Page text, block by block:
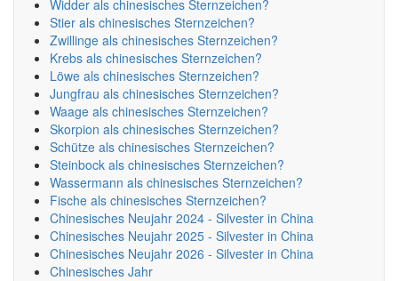
Widder als chinesisches Sternzeichen?
Stier als chinesisches Sternzeichen?
Zwillinge als chinesisches Sternzeichen?
Krebs als chinesisches Sternzeichen?
Löwe als chinesisches Sternzeichen?
Jungfrau als chinesisches Sternzeichen?
Waage als chinesisches Sternzeichen?
Skorpion als chinesisches Sternzeichen?
Schütze als chinesisches Sternzeichen?
Steinbock als chinesisches Sternzeichen?
Wassermann als chinesisches Sternzeichen?
Fische als chinesisches Sternzeichen?
Chinesisches Neujahr 2024 - Silvester in China
Chinesisches Neujahr 2025 - Silvester in China
Chinesisches Neujahr 2026 - Silvester in China
Chinesisches Jahr